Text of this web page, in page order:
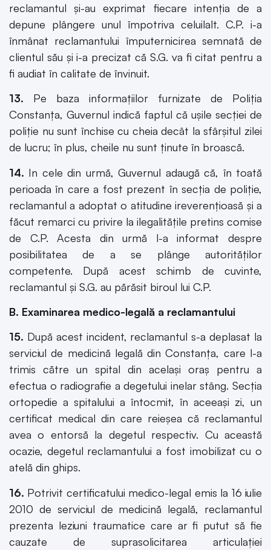
reclamantul şi-au exprimat fiecare intenţia de a
depune plângere unul împotriva celuilalt. C.P. i-a
înmânat reclamantului împuternicirea semnată de
clientul său şi i-a precizat că S.G. va fi citat pentru a
fi audiat în calitate de învinuit.
13. Pe baza informaţiilor furnizate de Poliţia
Constanţa, Guvernul indică faptul că uşile secţiei de
poliţie nu sunt închise cu cheia decât la sfârşitul zilei
de lucru; în plus, cheile nu sunt ținute în broască.
14. In cele din urmă, Guvernul adaugă că, în toată
perioada în care a fost prezent în secţia de poliţie,
reclamantul a adoptat o atitudine ireverenţioasă şi a
făcut remarci cu privire la ilegalităţile pretins comise
de C.P. Acesta din urmă l-a informat despre
posibilitatea de a se plânge autorităţilor
competente. După acest schimb de cuvinte,
reclamantul şi S.G. au părăsit biroul lui C.P.
B. Examinarea medico-legală a reclamantului
15. După acest incident, reclamantul s-a deplasat la
serviciul de medicină legală din Constanţa, care l-a
trimis către un spital din acelaşi oraş pentru a
efectua o radiografie a degetului inelar stâng. Secţia
ortopedie a spitalului a întocmit, în aceeaşi zi, un
certificat medical din care reieşea că reclamantul
avea o entorsă la degetul respectiv. Cu această
ocazie, degetul reclamantului a fost imobilizat cu o
atelă din ghips.
16. Potrivit certificatului medico-legal emis la 16 iulie
2010 de serviciul de medicină legală, reclamantul
prezenta leziuni traumatice care ar fi putut să fie
cauzate de suprasolicitarea articulaţiei